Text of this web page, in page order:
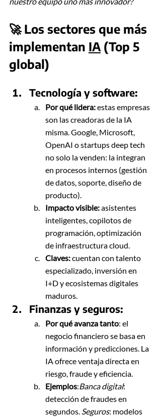
🚀 Los sectores que más
implementan IA (Top 5
global)
Tecnología y software:
Por qué lidera: estas empresas
son las creadoras de la IA
misma. Google, Microsoft,
OpenAI o startups deep tech
no solo la venden: la integran
en procesos internos (gestión
de datos, soporte, diseño de
producto).
Impacto visible: asistentes
inteligentes, copilotos de
programación, optimización
de infraestructura cloud.
Claves: cuentan con talento
especializado, inversión en
I+D y ecosistemas digitales
maduros.
Finanzas y seguros:
Por qué avanza tanto: el
negocio financiero se basa en
información y predicciones. La
IA ofrece ventaja directa en
riesgo, fraude y eficiencia.
Ejemplos:Banca digital:
detección de fraudes en
segundos. Seguros: modelos